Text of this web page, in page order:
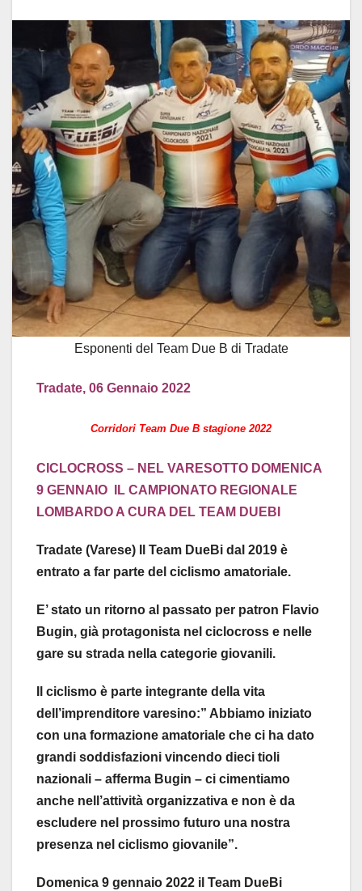
Esponenti del Team Due B di Tradate
Tradate, 06 Gennaio 2022
Corridori Team Due B stagione 2022
CICLOCROSS – NEL VARESOTTO DOMENICA
9 GENNAIO IL CAMPIONATO REGIONALE
LOMBARDO A CURA DEL TEAM DUEBI
Tradate (Varese) Il Team DueBi dal 2019 è
entrato a far parte del ciclismo amatoriale.
E’ stato un ritorno al passato per patron Flavio
Bugin, già protagonista nel ciclocross e nelle
gare su strada nella categorie giovanili.
Il ciclismo è parte integrante della vita
dell’imprenditore varesino:” Abbiamo iniziato
con una formazione amatoriale che ci ha dato
grandi soddisfazioni vincendo dieci tioli
nazionali – afferma Bugin – ci cimentiamo
anche nell’attività organizzativa e non è da
escludere nel prossimo futuro una nostra
presenza nel ciclismo giovanile”.
Domenica 9 gennaio 2022 il Team DueBi